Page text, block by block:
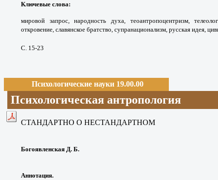
Ключевые слова:
мировой запрос, народность духа, теоантропоцентризм,
откровение, славянское братство, супранационализм, русская идея,
С. 15-23
Психологические науки 19.00.00
Психологическая антропология
СТАНДАРТНО О НЕСТАНДАРТНОМ
Богоявленская Д. Б.
Аннотация.